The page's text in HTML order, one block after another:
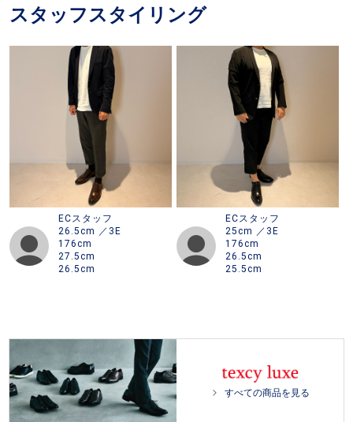
スタッフスタイリング
ECスタッフ
26.5cm ／3E
176cm
27.5cm
26.5cm
ECスタッフ
25cm ／3E
176cm
26.5cm
25.5cm
すべての商品を見る